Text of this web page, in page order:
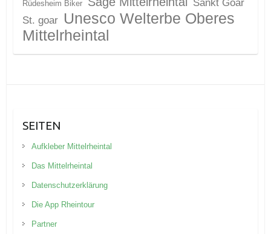
Rüdesheim Biker Sankt Goar
St. goar Unesco Welterbe Oberes
Mittelrheintal
SEITEN
Aufkleber Mittelrheintal
Das Mittelrheintal
Datenschutzerklärung
Die App Rheintour
Partner